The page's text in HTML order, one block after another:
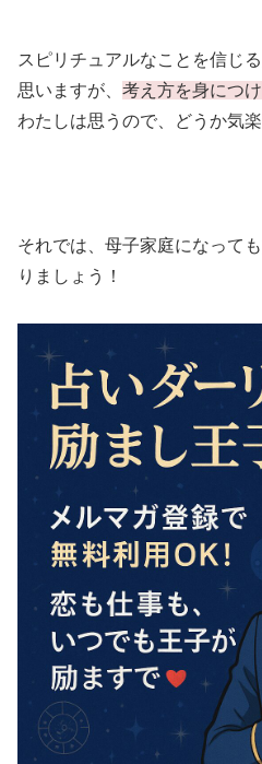
スピリチュアルなことを信じ
思いますが、 考え方を身につ
わたしは思うので、どうか気
それでは、母子家庭になって
りましょう！